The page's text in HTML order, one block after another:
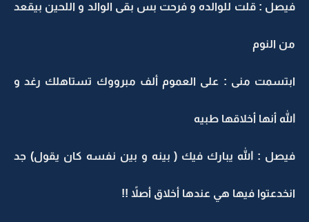
فيصل : قلت للوالده و فرحت بس بقى الوالد و اللحين بيقعد
من النوم
ابتسمت منى : على العموم ألف مبرووك تستاهلك رغد و
الله أنها أخلاقها طبيه
فيصل : الله يبارك فيك ( بينه و بين نفسه كان يقول) جد
انخدعتوا فيها هي عندها أخلاق أصلاً !!